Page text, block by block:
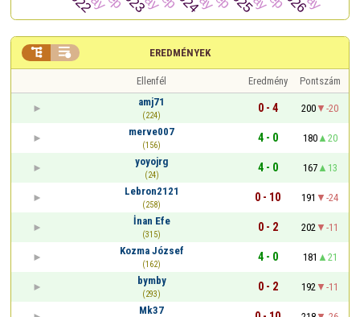
EREDMÉNYEK
 
Ellenfél Eredmény
Pontszám
amj71
(224)
0 - 4 200
-20
merve007
(156)
4 - 0 180
20
yoyojrg
(24)
4 - 0 167
13
Lebron2121
(258)
0 - 10 191
-24
İnan Efe
(315)
0 - 2 202
-11
Kozma József
(162)
4 - 0 181
21
bymby
(293)
0 - 2 192
-11
Mk37